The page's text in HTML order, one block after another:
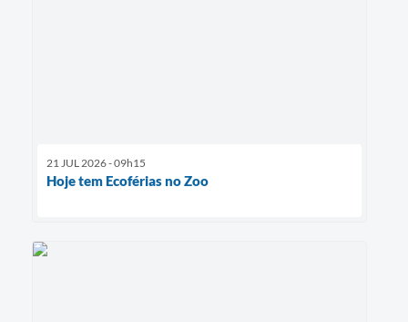
21 JUL 2026 - 09h15
Hoje tem Ecoférias no Zoo